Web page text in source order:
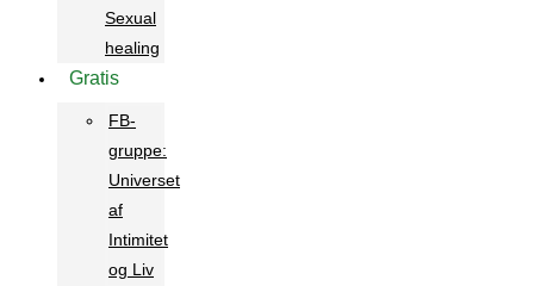
Sexual
healing
Gratis
FB-
gruppe:
Universet
af
Intimitet
og Liv